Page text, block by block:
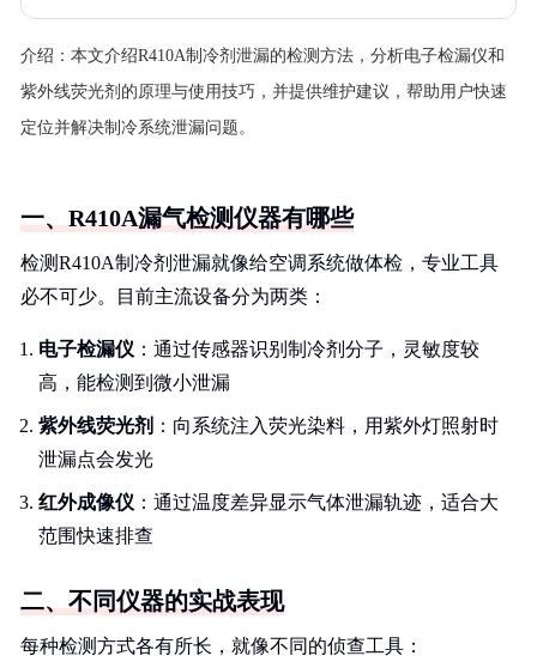
介绍： 本文介绍R410A制冷剂泄漏的检测方法，分析电子检漏仪和
紫外线荧光剂的原理与使用技巧，并提供维护建议，帮助用户快速
定位并解决制冷系统泄漏问题。
一、R410A漏气检测仪器有哪些
检测R410A制冷剂泄漏就像给空调系统做体检，专业工具
必不可少。目前主流设备分为两类：
电子检漏仪 ：通过传感器识别制冷剂分子，灵敏度较
高，能检测到微小泄漏
紫外线荧光剂 ：向系统注入荧光染料，用紫外灯照射时
泄漏点会发光
红外成像仪 ：通过温度差异显示气体泄漏轨迹，适合大
范围快速排查
二、不同仪器的实战表现
每种检测方式各有所长，就像不同的侦查工具：